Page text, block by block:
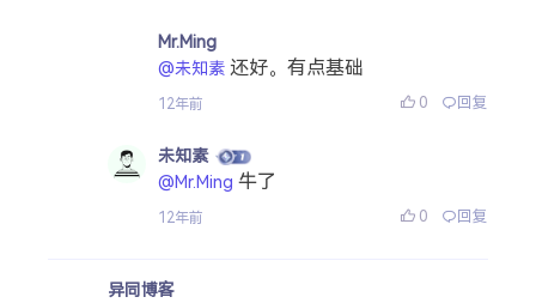
Mr.Ming
@未知素 还好。有点基础
12年前 0 回复
未知素
@Mr.Ming 牛了
12年前 0 回复
异同博客